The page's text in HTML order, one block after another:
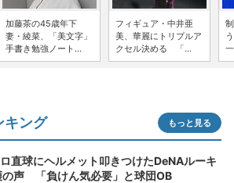
加藤茶の45歳年下
妻・綾菜、「美文字」
手書き勉強ノート...
フィギュア・中井亜
美、華麗にトリプルア
クセル決める 「...
キング もっと見る
直球にヘルメット叩きつけたDeNAルーキ
の声 「負けん気必要」と球団OB